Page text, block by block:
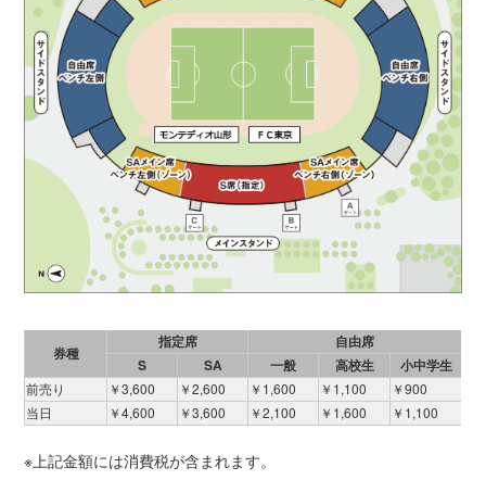
券種
指定席
自由席
S
SA 一般 高校生 小中学生
前売り ￥3,600 ￥2,600 ￥1,600 ￥1,100
￥900
当日
￥4,600 ￥3,600 ￥2,100 ￥1,600 ￥1,100
※上記金額には消費税が含まれます。